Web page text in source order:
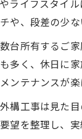
ライフスタイ
や、段差の少
台所有するご
多く、休日に
ンテナンスが
構工事は見た
望を整理し、